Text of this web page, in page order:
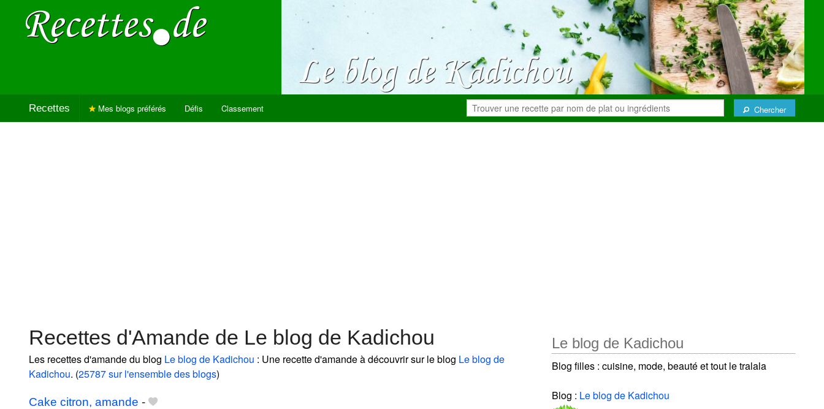
Recettes Chercher
Mes blogs préférés Défis Classement
Recettes d'Amande de Le blog de Kadichou
Les recettes d'amande du blog Le blog de Kadichou : Une recette d'amande à découvrir sur le blog Le blog de
Kadichou. (25787 sur l'ensemble des blogs)
Cake citron, amande -
Le blog de Kadichou
Blog filles : cuisine, mode, beauté et tout le tralala
Blog : Le blog de Kadichou